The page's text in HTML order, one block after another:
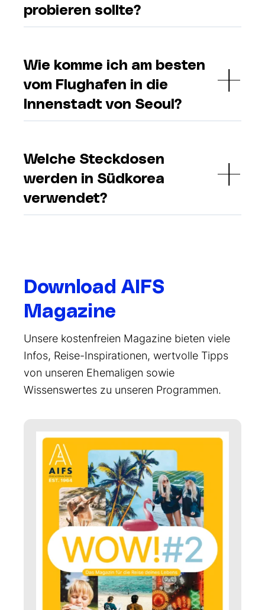
probieren sollte?
Wie komme ich am besten
vom Flughafen in die
Innenstadt von Seoul?
Welche Steckdosen
werden in Südkorea
verwendet?
Download AIFS
Magazine
Unsere kostenfreien Magazine bieten viele
Infos, Reise-Inspirationen, wertvolle Tipps
von unseren Ehemaligen sowie
Wissenswertes zu unseren Programmen.